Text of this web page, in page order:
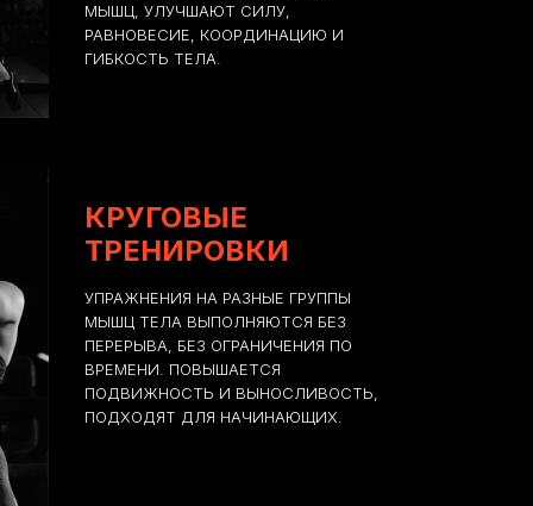
МЫШЦ, УЛУЧШАЮТ СИЛУ,
РАВНОВЕСИЕ, КООРДИНАЦИЮ И
ГИБКОСТЬ ТЕЛА.
КРУГОВЫЕ
ТРЕНИРОВКИ
УПРАЖНЕНИЯ НА РАЗНЫЕ ГРУППЫ
МЫШЦ ТЕЛА ВЫПОЛНЯЮТСЯ БЕЗ
ПЕРЕРЫВА, БЕЗ ОГРАНИЧЕНИЯ ПО
ВРЕМЕНИ. ПОВЫШАЕТСЯ
ПОДВИЖНОСТЬ И ВЫНОСЛИВОСТЬ,
ПОДХОДЯТ ДЛЯ НАЧИНАЮЩИХ.